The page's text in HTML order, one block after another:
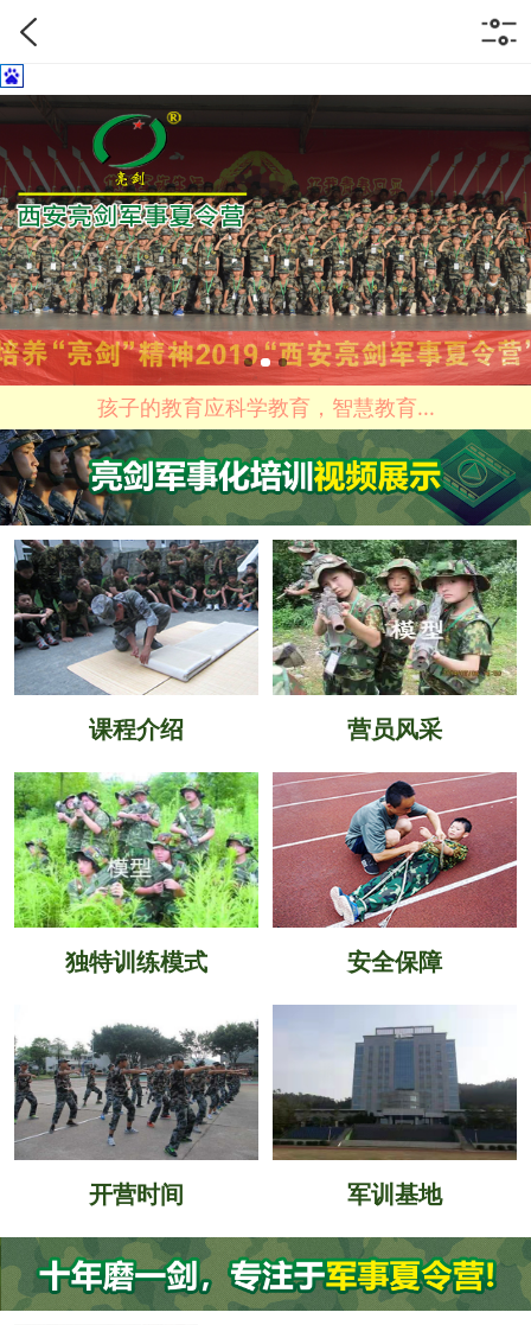
孩子的教育应科学教育，智慧教育...
课程介绍 营员风采
独特训练模式 安全保障
开营时间 军训基地